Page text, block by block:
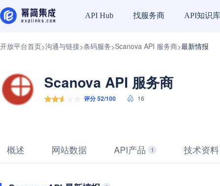
API Hub 找服务商 API知识库
开放平台首页>沟通与链接>条码服务>Scanova API 服务商>最新情报
Scanova API 服务商
评分 52/100 16
概述 网站数据 API产品 1 技术资料